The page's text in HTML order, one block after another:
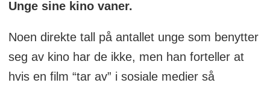
Unge sine kino vaner.
Noen direkte tall på antallet unge som benytter
seg av kino har de ikke, men han forteller at
hvis en film “tar av” i sosiale medier så